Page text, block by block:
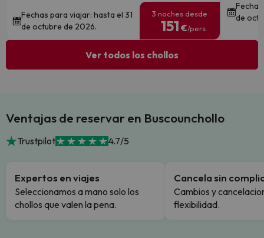
Fechas para viajar: hasta el 31
de octubre de 2026.
3 noches desde
151 €/pers.
de
Ver todos los chollos
Ventajas de reservar en Buscounchollo
Trustpilot 4.7/5
Expertos en viajes
Seleccionamos a mano solo los
chollos que valen la pena.
Cancela sin
Cambios y
flexibilidad.